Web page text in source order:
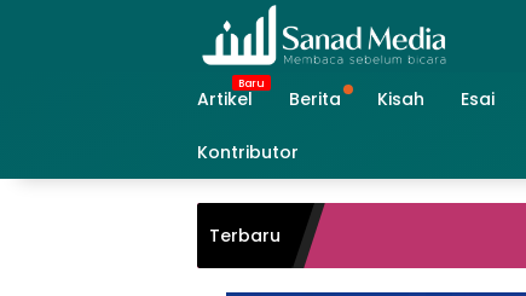
Artikel
Berita Kisah Esai
Kontributor
Terbaru